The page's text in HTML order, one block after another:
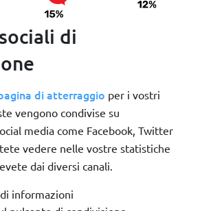
di
di atterraggio per i vostri
vengono condivise su
media come Facebook, Twitter
vedere nelle vostre statistiche
dai diversi canali.
informazioni